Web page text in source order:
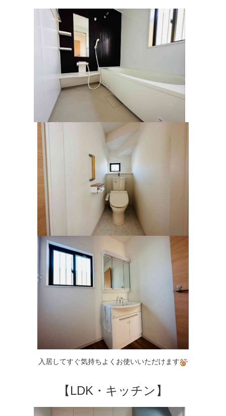
入居してすぐ気持ちよくお使いいただけます
【LDK・キッチン】